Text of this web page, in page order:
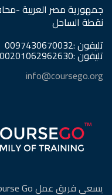
جمهورية مصر العربية -
نقطة الساحل
تليفون :0097430670032
تليفون :00201062962630
info@coursego.org
يسعى فريق عمل Course Go